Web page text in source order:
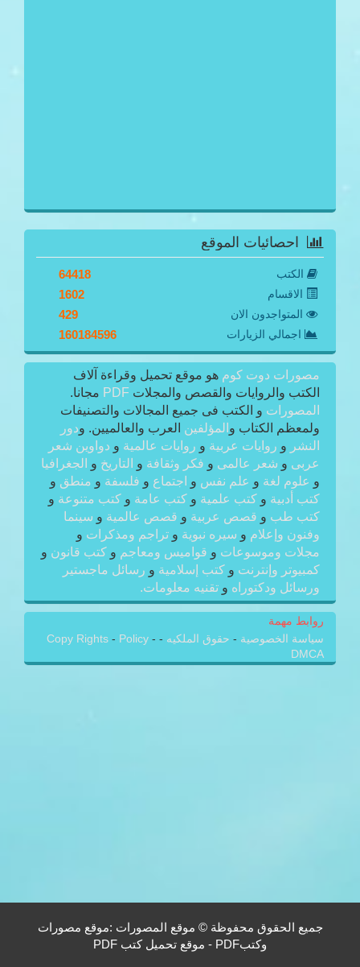
احصائيات الموقع
الكتب 64418
الاقسام 1602
المتواجدون الان 429
اجمالي الزيارات 160184596
مصورات دوت كوم هو موقع تحميل وقراءة آلاف
الكتب والروايات والقصص والمجلات PDF مجانا.
المصورات و الكتب فى جميع المجالات والتصنيفات
ولمعظم الكتاب و المؤلفين العرب والعالميين. ودور
النشر و روايات عربية و روايات عالمية و دواوين شعر
عربى و شعر عالمى و فكر وثقافة و التاريخ و الجغرافيا
و علوم لغة و علم نفس و اجتماع و فلسفة و منطق و
كتب أدبية و كتب علمية و كتب عامة و كتب متنوعة و
كتب طب و قصص عربية و قصص عالمية و سينما
وفنون وإعلام و سيره نبوية و تراجم ومذكرات و
مجلات وموسوعات و قواميس ومعاجم و كتب قانون و
كمبيوتر وإنترنت و كتب إسلامية و رسائل ماجستير
ورسائل ودكتوراه و تقنيه معلومات.
روابط مهمة
سياسة الخصوصية - حقوق الملكيه -
Copy Rights - Policy -
DMCA
جميع الحقوق محفوظة © موقع المصورات :موقع مصورات
وكتبPDF - موقع تحميل كتب PDF